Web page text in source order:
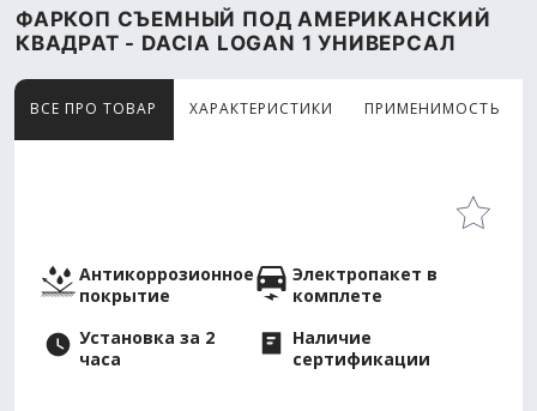
ФАРКОП СЪЕМНЫЙ ПОД АМЕРИКАНСКИЙ
КВАДРАТ - DACIA LOGAN 1 УНИВЕРСАЛ
ВСЕ ПРО ТОВАР ХАРАКТЕРИСТИКИ ПРИМЕНИМОСТЬ
Товар просматривают сейчас 15 человек
Антикоррозионное
покрытие
Электропакет в
комплете
Установка за 2
часа
Наличие
сертификации